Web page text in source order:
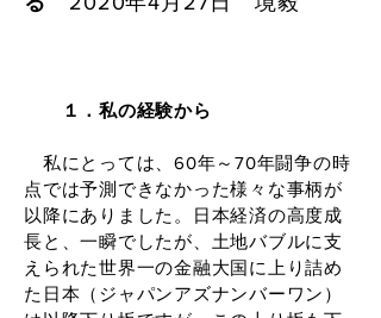
１．私の経験から
私にとっては、60年～70年闘争の時
点では予測できなかった様々な事柄が
以降にありました。日本経済の高度成
長と、一瞬でしたが、土地バブルに支
えられた世界一の金融大国に上り詰め
た日本（ジャパンアズナンバーワン）